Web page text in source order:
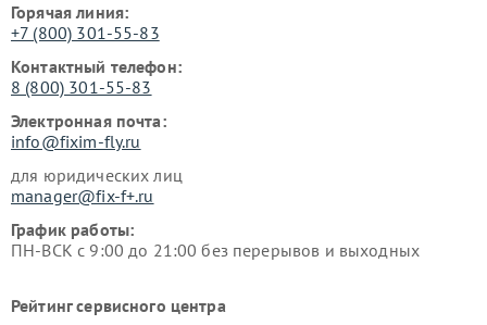
Горячая линия:
+7 (800) 301-55-83
Контактный телефон:
8 (800) 301-55-83
Электронная почта:
info@fixim-fly.ru
для юридических лиц
manager@fix-f+.ru
График работы:
ПН-ВСК с 9:00 до 21:00 без перерывов и выходных
Рейтинг сервисного центра